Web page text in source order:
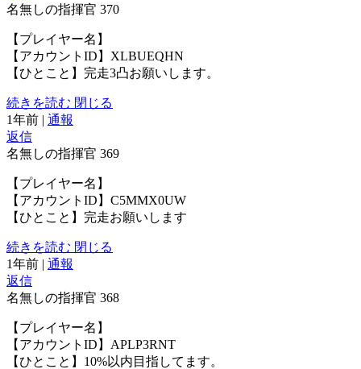
名無しの指揮官 370
【プレイヤー名】
【アカウントID】XLBUEQHN
【ひとこと】完走3凸お願いします。
続きを読む 閉じる
1年前 | 通報
返信
名無しの指揮官 369
【プレイヤー名】
【アカウントID】C5MMX0UW
【ひとこと】完走お願いします
続きを読む 閉じる
1年前 | 通報
返信
名無しの指揮官 368
【プレイヤー名】
【アカウントID】APLP3RNT
【ひとこと】10%以内目指してます。